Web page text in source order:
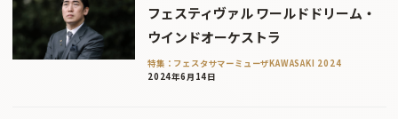
フェスティヴァル ワールドドリーム・
ウインドオーケストラ
特集：フェスタサマーミューザKAWASAKI 2024
2024年6月14日